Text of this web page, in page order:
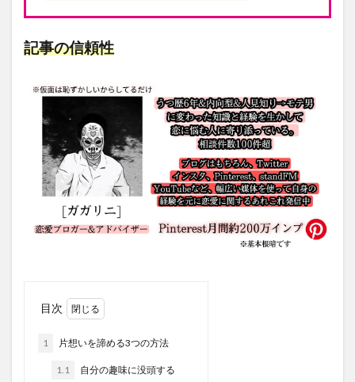
記事の信頼性
目次
1 片想いを諦める3つの方法
1.1 自分の趣味に没頭する